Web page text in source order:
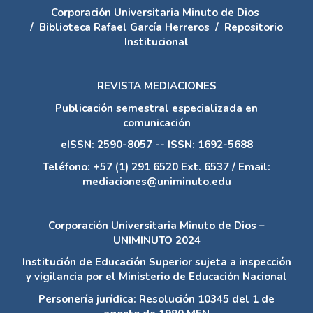
Corporación Universitaria Minuto de Dios
/ Biblioteca Rafael García Herreros / Repositorio
Institucional
REVISTA MEDIACIONES
Publicación semestral especializada en
comunicación
eISSN: 2590-8057 -- ISSN: 1692-5688
Teléfono: +57 (1) 291 6520 Ext. 6537 / Email:
mediaciones@uniminuto.edu
Corporación Universitaria Minuto de Dios –
UNIMINUTO 2024
Institución de Educación Superior sujeta a inspección
y vigilancia por el Ministerio de Educación Nacional
Personería jurídica: Resolución 10345 del 1 de